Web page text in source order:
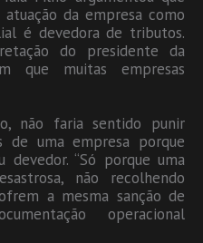
da empresa como
é devedora de tributos.
do presidente da
que muitas empresas
não faria sentido punir
de uma empresa porque
“Só porque uma
não recolhendo
a mesma sanção de
operacional